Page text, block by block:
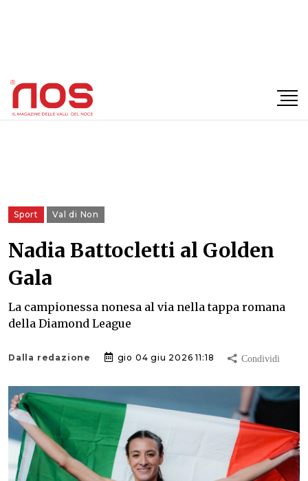
Sport Val di Non
Nadia Battocletti al Golden
Gala
La campionessa nonesa al via nella tappa romana
della Diamond League
Dalla redazione gio 04 giu 2026 11:18